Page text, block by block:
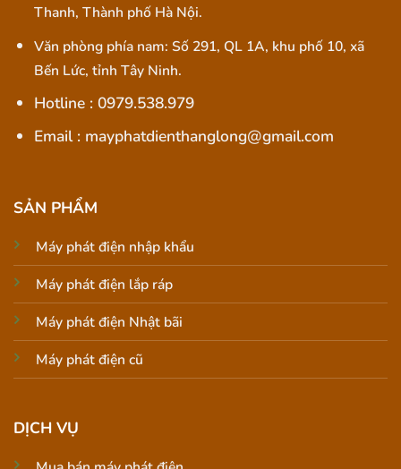
Thanh, Thành phố Hà Nội.
Văn phòng phía nam: Số 291, QL 1A, khu phố 10, xã
Bến Lức, tỉnh Tây Ninh.
Hotline : 0979.538.979
Email : mayphatdienthanglong@gmail.com
SẢN PHẨM
Máy phát điện nhập khẩu
Máy phát điện lắp ráp
Máy phát điện Nhật bãi
Máy phát điện cũ
DỊCH VỤ